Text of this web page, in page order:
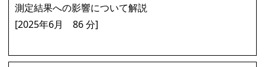
測定結果への影響について解説
[2025年6月 86 分]